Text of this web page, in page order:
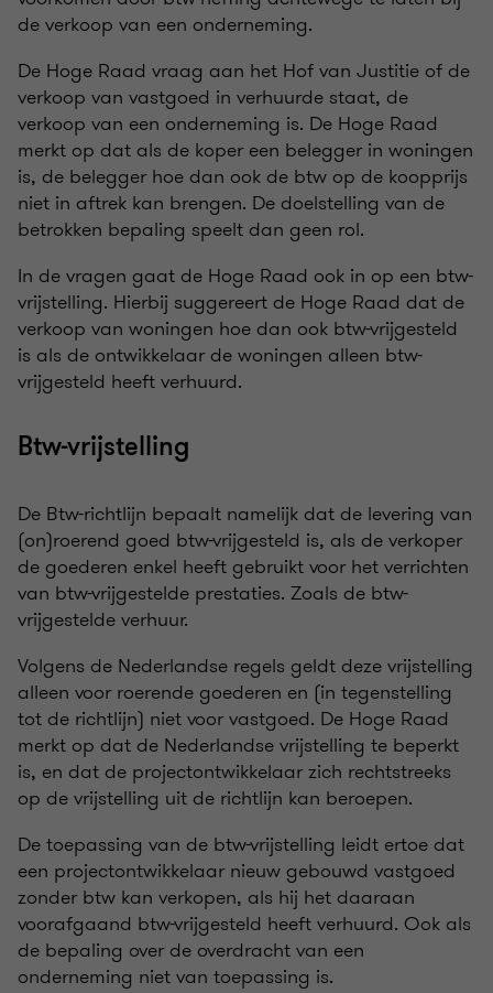
de verkoop van een onderneming.
De Hoge Raad vraag aan het Hof van Justitie of de
verkoop van vastgoed in verhuurde staat, de
verkoop van een onderneming is. De Hoge Raad
merkt op dat als de koper een belegger in woningen
is, de belegger hoe dan ook de btw op de koopprijs
niet in aftrek kan brengen. De doelstelling van de
betrokken bepaling speelt dan geen rol.
In de vragen gaat de Hoge Raad ook in op een btw-
vrijstelling. Hierbij suggereert de Hoge Raad dat de
verkoop van woningen hoe dan ook btw-vrijgesteld
is als de ontwikkelaar de woningen alleen btw-
vrijgesteld heeft verhuurd.
Btw-vrijstelling
De Btw-richtlijn bepaalt namelijk dat de levering van
(on)roerend goed btw-vrijgesteld is, als de verkoper
de goederen enkel heeft gebruikt voor het verrichten
van btw-vrijgestelde prestaties. Zoals de btw-
vrijgestelde verhuur.
Volgens de Nederlandse regels geldt deze vrijstelling
alleen voor roerende goederen en (in tegenstelling
tot de richtlijn) niet voor vastgoed. De Hoge Raad
merkt op dat de Nederlandse vrijstelling te beperkt
is, en dat de projectontwikkelaar zich rechtstreeks
op de vrijstelling uit de richtlijn kan beroepen.
De toepassing van de btw-vrijstelling leidt ertoe dat
een projectontwikkelaar nieuw gebouwd vastgoed
zonder btw kan verkopen, als hij het daaraan
voorafgaand btw-vrijgesteld heeft verhuurd. Ook als
de bepaling over de overdracht van een
onderneming niet van toepassing is.